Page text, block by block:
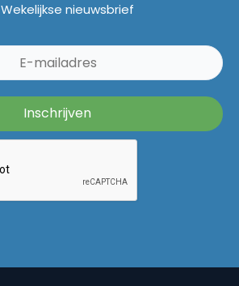
Wekelijkse nieuwsbrief